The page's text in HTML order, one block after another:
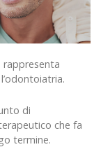
rappresenta
di
che fa
termine.